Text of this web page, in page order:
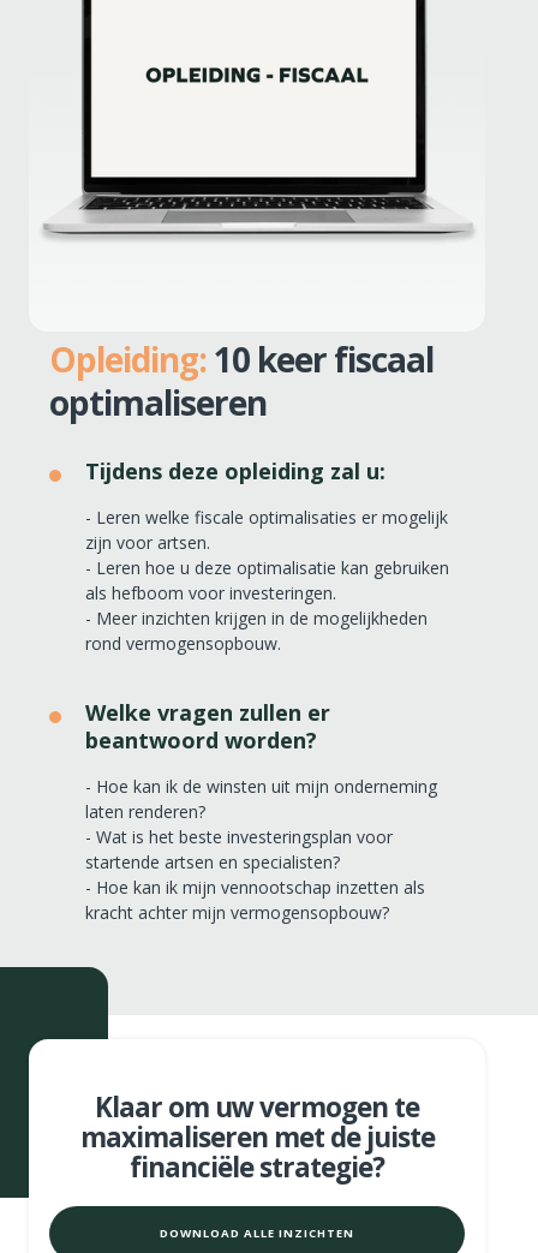
Opleiding:10 keer fiscaal
optimaliseren
Tijdens deze opleiding zal u:
- Leren welke fiscale optimalisaties er mogelijk
zijn voor artsen.
- Leren hoe u deze optimalisatie kan gebruiken
als hefboom voor investeringen.
- Meer inzichten krijgen in de mogelijkheden
rond vermogensopbouw.
Welke vragen zullen er
beantwoord worden?
- Hoe kan ik de winsten uit mijn onderneming
laten renderen?
- Wat is het beste investeringsplan voor
startende artsen en specialisten?
- Hoe kan ik mijn vennootschap inzetten als
kracht achter mijn vermogensopbouw?
Klaar om uw vermogen te
maximaliseren met de juiste
financiële strategie?
DOWNLOAD ALLE INZICHTEN